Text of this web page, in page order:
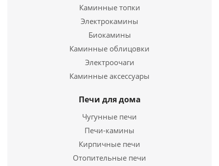
4 399руб.
Подробнее
Каминные топки
Электрокамины
Биокамины
Каминные облицовки
Электроочаги
Каминные аксессуары
Печи для дома
Чугунные печи
Печи-камины
Кирпичные печи
Отопительные печи